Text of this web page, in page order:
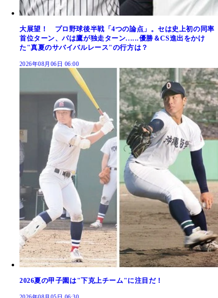
大展望！ プロ野球後半戦「4つの論点」。セは史上初の同率
首位ターン、パは鷹が独走ターン......優勝＆CS進出をかけ
た"真夏のサバイバルレース"の行方は？
2026年08月06日 06:00
2026夏の甲子園は"下克上チーム"に注目だ！